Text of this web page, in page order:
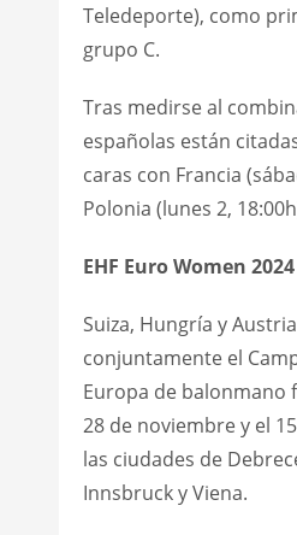
Teledeporte), como
grupo C.
Tras medirse al
españolas están
caras con Francia
Polonia (lunes 2,
EHF Euro Women 2024
Suiza, Hungría y
conjuntamente el
Europa de balonmano
28 de noviembre y el
las ciudades de
Innsbruck y Viena.